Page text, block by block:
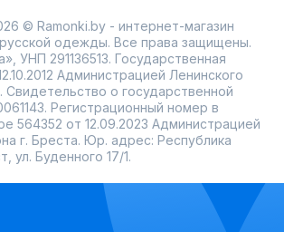
© Ramonki.by - интернет-магазин
одежды. Все права защищены.
УНП 291136513. Государственная
Администрацией Ленинского
Свидетельство о государственной
Регистрационный номер в
564352 от 12.09.2023 Администрацией
г. Бреста. Юр. адрес: Республика
ул. Буденного 17/1.